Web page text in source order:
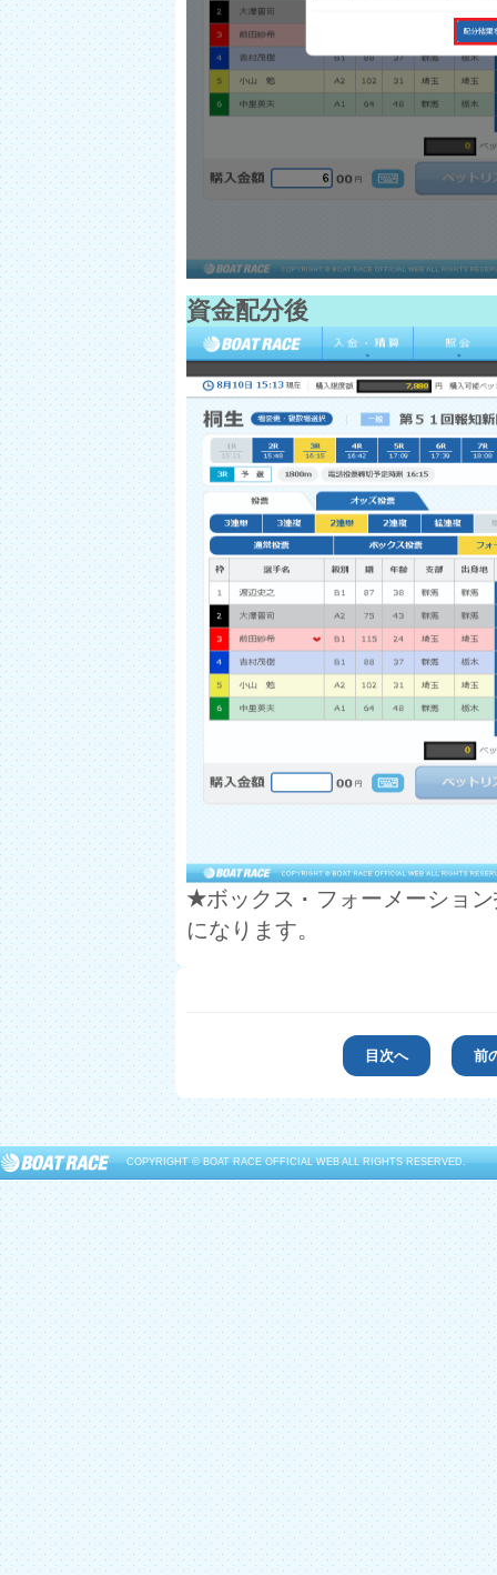
資金配分後
★ボックス · フォーメーショ
になります。
目次へ 前
COPYRIGHT © BOAT RACE OFFICIAL WEB ALL RIGHTS RESERVED.